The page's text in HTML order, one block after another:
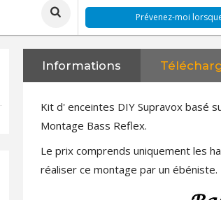
Prévenez-moi
Informations
Kit d' enceintes DIY Supravox basé
Montage Bass Reflex.
Le prix comprends uniquement les
réaliser ce montage par un ébéniste.